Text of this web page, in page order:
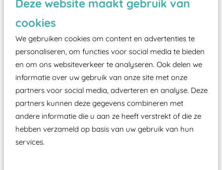
Deze website maakt gebruik van
cookies
We gebruiken cookies om content en advertenties te
personaliseren, om functies voor social media te bieden
en om ons websiteverkeer te analyseren. Ook delen we
informatie over uw gebruik van onze site met onze
partners voor social media, adverteren en analyse. Deze
partners kunnen deze gegevens combineren met
andere informatie die u aan ze heeft verstrekt of die ze
hebben verzameld op basis van uw gebruik van hun
services.
Elk speeltoestel in de openbare ruimte voorzien
moet zijn van een typekeuring, -plaatje en
certificering, uitgegeven door een Nederlands
aangewezen keuringsinstantie?
Wij ook speeltoestellen kunnen laten keuren zodat
ze toch binnen het Warenwetbesluit Attractie- en
Speeltoestellen vallen?